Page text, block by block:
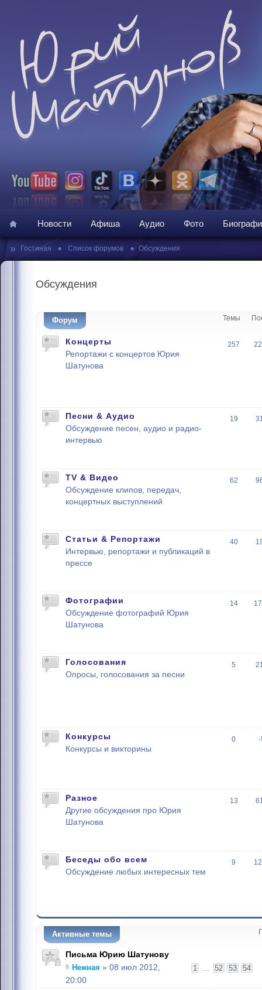
Новости Афиша Аудио Фото
» Гостиная • Список форумов • Обсуждения
Обсуждения
Форум Темы
Концерты
Репортажи с концертов Юрия
Шатунова
257
Песни & Аудио
Обсуждение песен, аудио и радио-
интервью
19
TV & Видео
Обсуждение клипов, передач,
концертных выступлений
62
Статьи & Репортажи
Интервью, репортажи и публикаций в
прессе
40
Фотографии
Обсуждение фотографий Юрия
Шатунова
14
Голосования
Опросы, голосования за песни
5
Конкурсы
Конкурсы и викторины
0
Разное
Другие обсуждения про Юрия
Шатунова
13
Беседы обо всем
Обсуждение любых интересных тем
9
Активные темы
Письма Юрию Шатунову
1 ... 52 53 54
Нежная » 08 июл 2012,
20:00